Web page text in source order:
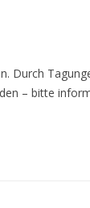
Durch
– bitte